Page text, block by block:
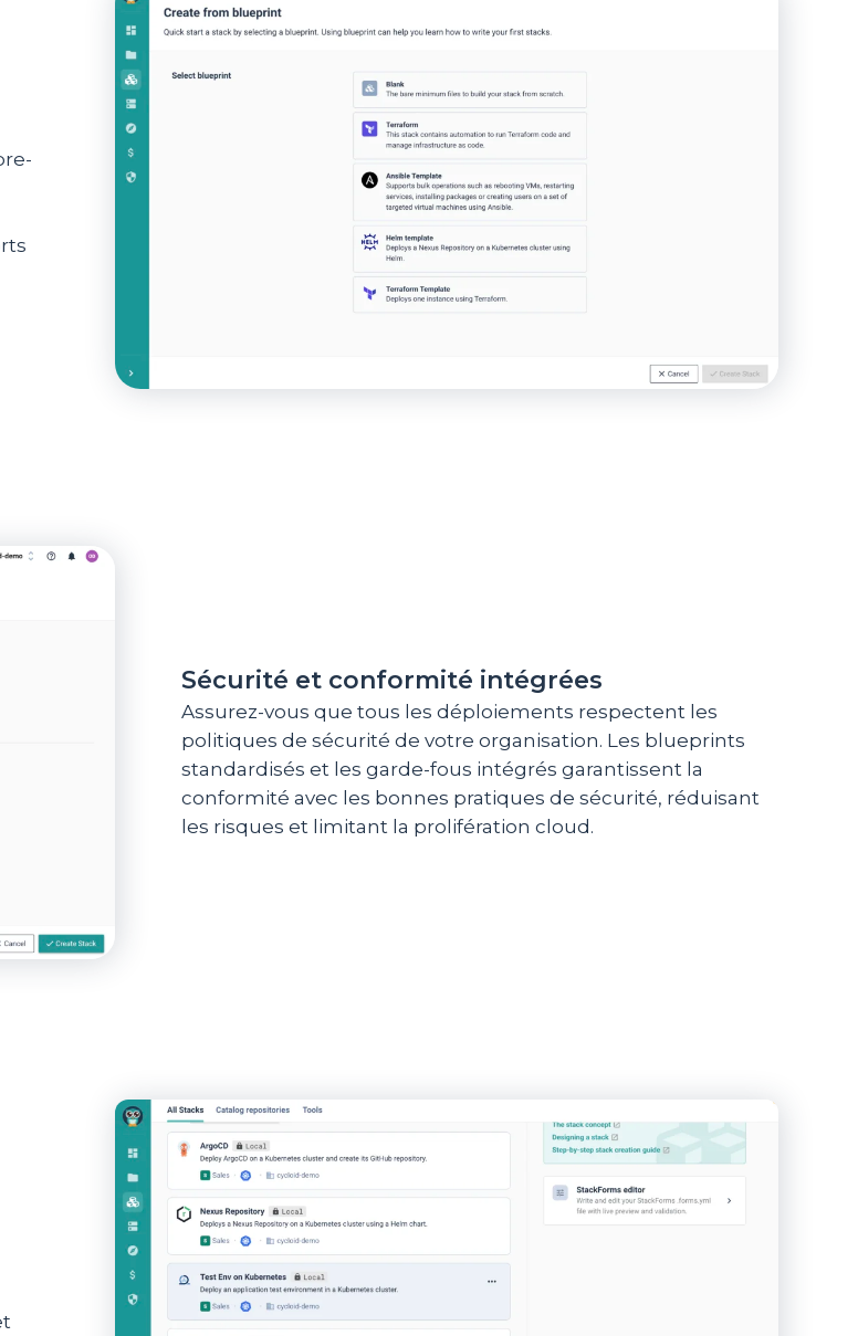
Sécurité et conformité intégrées
Assurez-vous que tous les déploiements respectent les
politiques de sécurité de votre organisation. Les blueprints
standardisés et les garde-fous intégrés garantissent la
conformité avec les bonnes pratiques de sécurité, réduisant
les risques et limitant la prolifération cloud.